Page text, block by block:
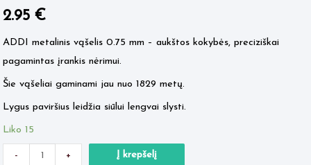
2.95 €
ADDI metalinis vąšelis 0.75 mm – aukštos kokybės, preciziškai
pagamintas įrankis nėrimui.
Šie vąšeliai gaminami jau nuo 1829 metų.
Lygus paviršius leidžia siūlui lengvai slysti.
Liko 15
-
produkto
+ Į krepšelį